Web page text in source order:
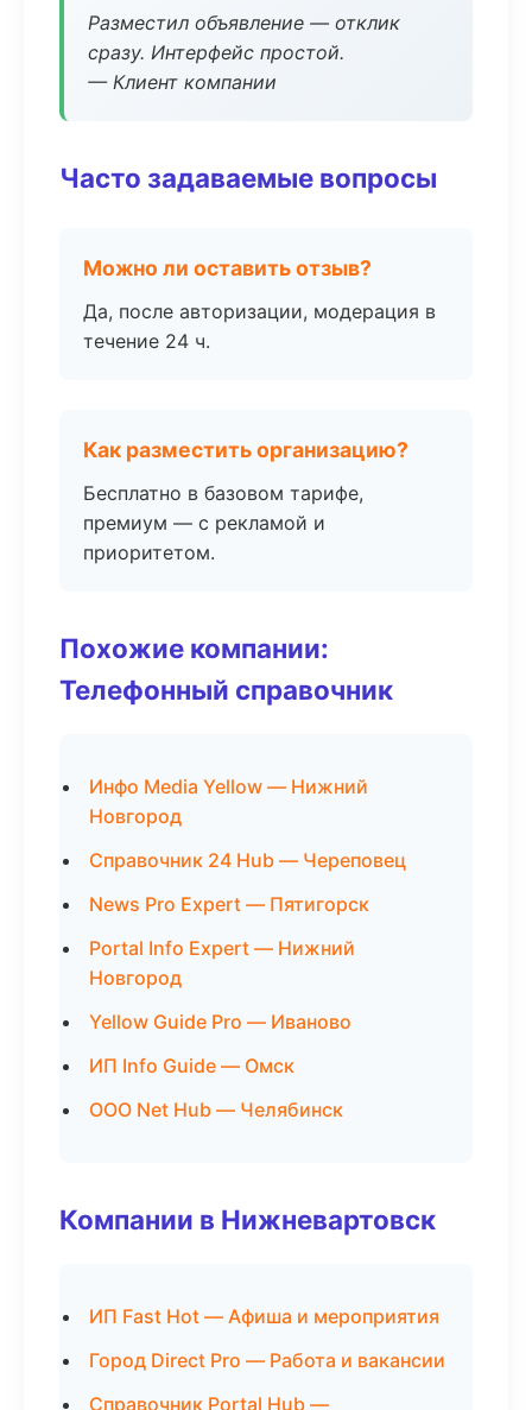
Разместил объявление — отклик
сразу. Интерфейс простой.
— Клиент компании
Часто задаваемые вопросы
Можно ли оставить отзыв?
Да, после авторизации, модерация в
течение 24 ч.
Как разместить организацию?
Бесплатно в базовом тарифе,
премиум — с рекламой и
приоритетом.
Похожие компании:
Телефонный справочник
Инфо Media Yellow — Нижний
Новгород
Справочник 24 Hub — Череповец
News Pro Expert — Пятигорск
Portal Info Expert — Нижний
Новгород
Yellow Guide Pro — Иваново
ИП Info Guide — Омск
ООО Net Hub — Челябинск
Компании в Нижневартовск
ИП Fast Hot — Афиша и мероприятия
Город Direct Pro — Работа и вакансии
Справочник Portal Hub —